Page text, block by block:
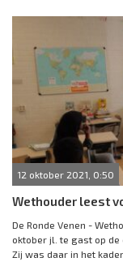
12 oktober 2021, 0:50
Wethouder leest
De Ronde Venen -
oktober jl. te gast op de
Zij was daar in het